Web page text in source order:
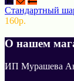
Стандартный
160р.
О нашем
ИП Мурашева